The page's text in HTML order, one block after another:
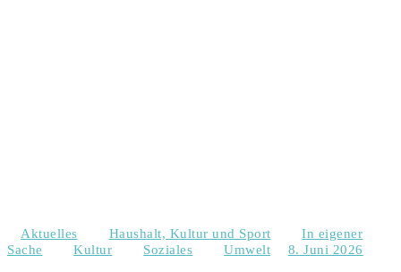
Aktuelles Haushalt, Kultur und Sport
In eigener
Sache
Kultur Soziales Umwelt 8. Juni 2026